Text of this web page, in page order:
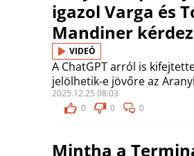
igazol Varga és
Mandiner
VIDEÓ
A ChatGPT arról is
jelölhetik-e jövőre az
2025.12.25 08:03
0
0 0
Mintha a